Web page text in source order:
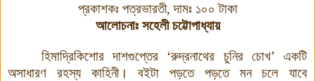
প্রকাশকঃপত্রভারতী, দামঃ ১০০ টাকা
আলোচনাঃ সহেলী চট্টোপাধ্যায়
হিমাদ্রিকিশোর দাশগুপ্তের ‘রুদ্রনাথের চুনির চোখ’ একটি
অসাধারণ রহস্য কাহিনী। বইটা পড়তে পড়তে মন চলে যাবে